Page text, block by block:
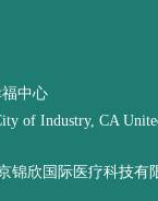
中心
of Industry, CA
京锦欣国际医疗科